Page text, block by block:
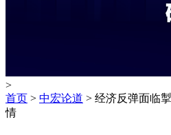
>
首页 > 中宏论道 > 经济反弹面临
情